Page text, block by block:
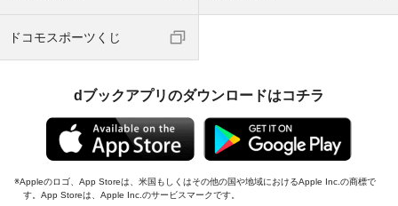
ドコモスポーツくじ
dブックアプリのダウンロードはコチラ
Appleのロゴ、App Storeは、米国もしくはその他の国や地域におけるApple Inc.の商標で
す。App Storeは、Apple Inc.のサービスマークです。